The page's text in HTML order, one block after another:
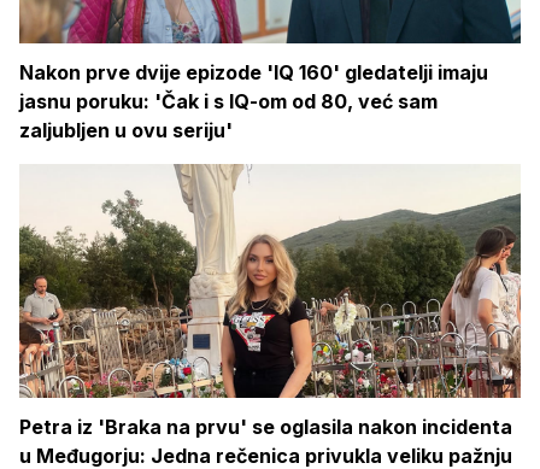
Nakon prve dvije epizode 'IQ 160' gledatelji imaju
jasnu poruku: 'Čak i s IQ-om od 80, već sam
zaljubljen u ovu seriju'
Petra iz 'Braka na prvu' se oglasila nakon incidenta
u Međugorju: Jedna rečenica privukla veliku pažnju